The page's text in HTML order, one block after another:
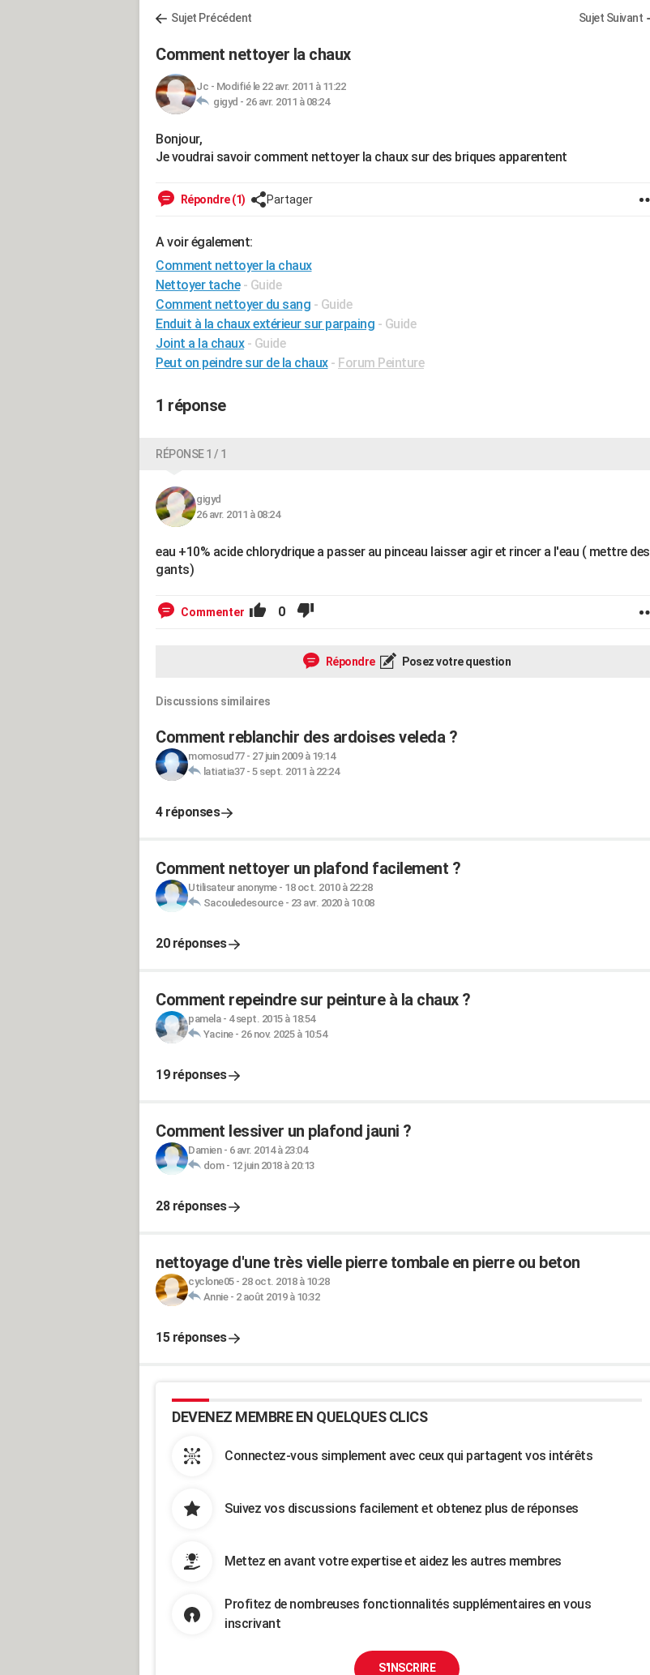
Sujet Précédent Sujet Suivant
Comment nettoyer la chaux
Jc - Modifié le 22 avr. 2011 à 11:22
gigyd - 26 avr. 2011 à 08:24
Bonjour,
Je voudrai savoir comment nettoyer la chaux sur des briques apparentent
Répondre (1) Partager
A voir également:
Comment nettoyer la chaux
Nettoyer tache - Guide
Comment nettoyer du sang - Guide
Enduit à la chaux extérieur sur parpaing - Guide
Joint a la chaux - Guide
Peut on peindre sur de la chaux - Forum Peinture
1 réponse
RÉPONSE 1 / 1
gigyd
26 avr. 2011 à 08:24
eau +10% acide chlorydrique a passer au pinceau laisser agir et rincer a l'eau ( mettre des
gants)
Commenter 0
Répondre Posez votre question
Discussions similaires
Comment reblanchir des ardoises veleda ?
momosud77- 27 juin 2009 à 19:14
latiatia37- 5 sept. 2011 à 22:24
4 réponses
Comment nettoyer un plafond facilement ?
Utilisateur anonyme- 18 oct. 2010 à 22:28
Sacouledesource- 23 avr. 2020 à 10:08
20 réponses
Comment repeindre sur peinture à la chaux ?
pamela- 4 sept. 2015 à 18:54
Yacine- 26 nov. 2025 à 10:54
19 réponses
Comment lessiver un plafond jauni ?
Damien- 6 avr. 2014 à 23:04
dom- 12 juin 2018 à 20:13
28 réponses
nettoyage d'une très vielle pierre tombale en pierre ou beton
cyclone05- 28 oct. 2018 à 10:28
Annie- 2 août 2019 à 10:32
15 réponses
DEVENEZ MEMBRE EN QUELQUES CLICS
Connectez-vous simplement avec ceux qui partagent vos intérêts
Suivez vos discussions facilement et obtenez plus de réponses
Mettez en avant votre expertise et aidez les autres membres
Profitez de nombreuses fonctionnalités supplémentaires en vous
inscrivant
S'INSCRIRE